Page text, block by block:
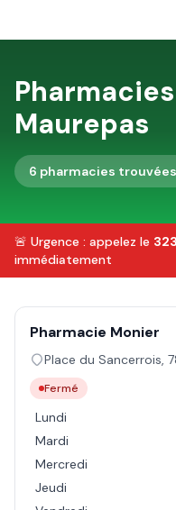
Maurepas
6 pharmacies trouvées
🚨 Urgence : appelez le
immédiatement
Pharmacie Monier
Place du Sancerrois,
Fermé
Lundi
Mardi
Mercredi
Jeudi